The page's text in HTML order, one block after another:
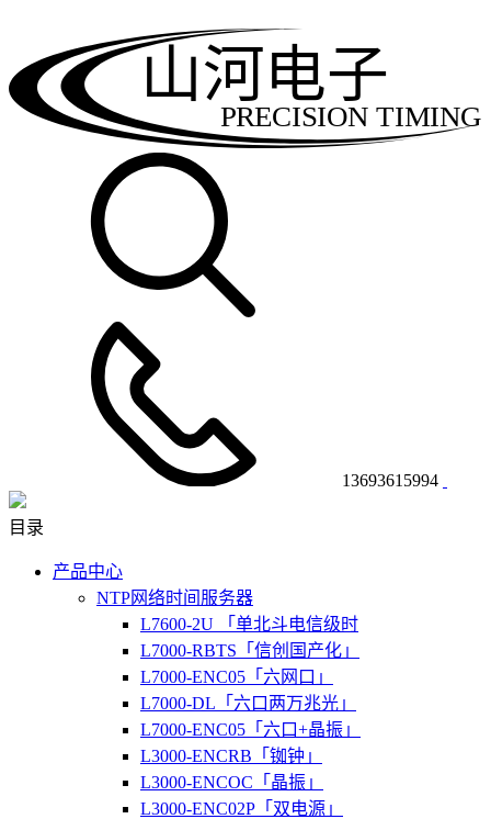
PRECISION TIMING
山河电子
13693615994
目录
产品中心
NTP网络时间服务器
L7600-2U 「单北斗电信级时
L7000-RBTS「信创国产化」
L7000-ENC05「六网口」
L7000-DL「六口两万兆光」
L7000-ENC05「六口+晶振」
L3000-ENCRB「铷钟」
L3000-ENCOC「晶振」
L3000-ENC02P「双电源」